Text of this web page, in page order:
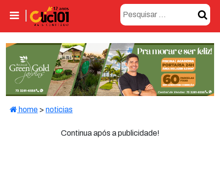
home > noticias
Continua após a publicidade!